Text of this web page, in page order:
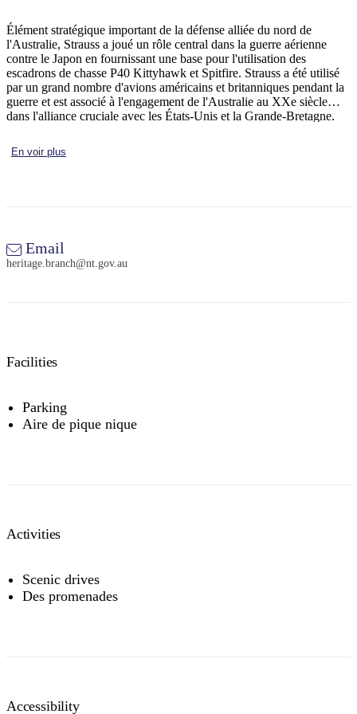
Rechercher:
Élément stratégique important de la défense alliée du nord de
l'Australie, Strauss a joué un rôle central dans la guerre aérienne
contre le Japon en fournissant une base pour l'utilisation des
escadrons de chasse P40 Kittyhawk et Spitfire. Strauss a été utilisé
par un grand nombre d'avions américains et britanniques pendant la
guerre et est associé à l'engagement de l'Australie au XXe siècle
dans l'alliance cruciale avec les États-Unis et la Grande-Bretagne.
d'une piste d'atterrissage en temps de guerre avec le potentiel de
contribuer à une compréhension du rôle de la poursuite des
En voir plus
Email
heritage.branch@nt.gov.au
Facilities
Parking
Aire de pique nique
Activities
Scenic drives
Des promenades
Accessibility